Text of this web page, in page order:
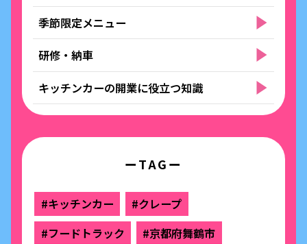
季節限定メニュー
研修・納車
キッチンカーの開業に役立つ知識
ーTAGー
#キッチンカー
#クレープ
#フードトラック
#京都府舞鶴市